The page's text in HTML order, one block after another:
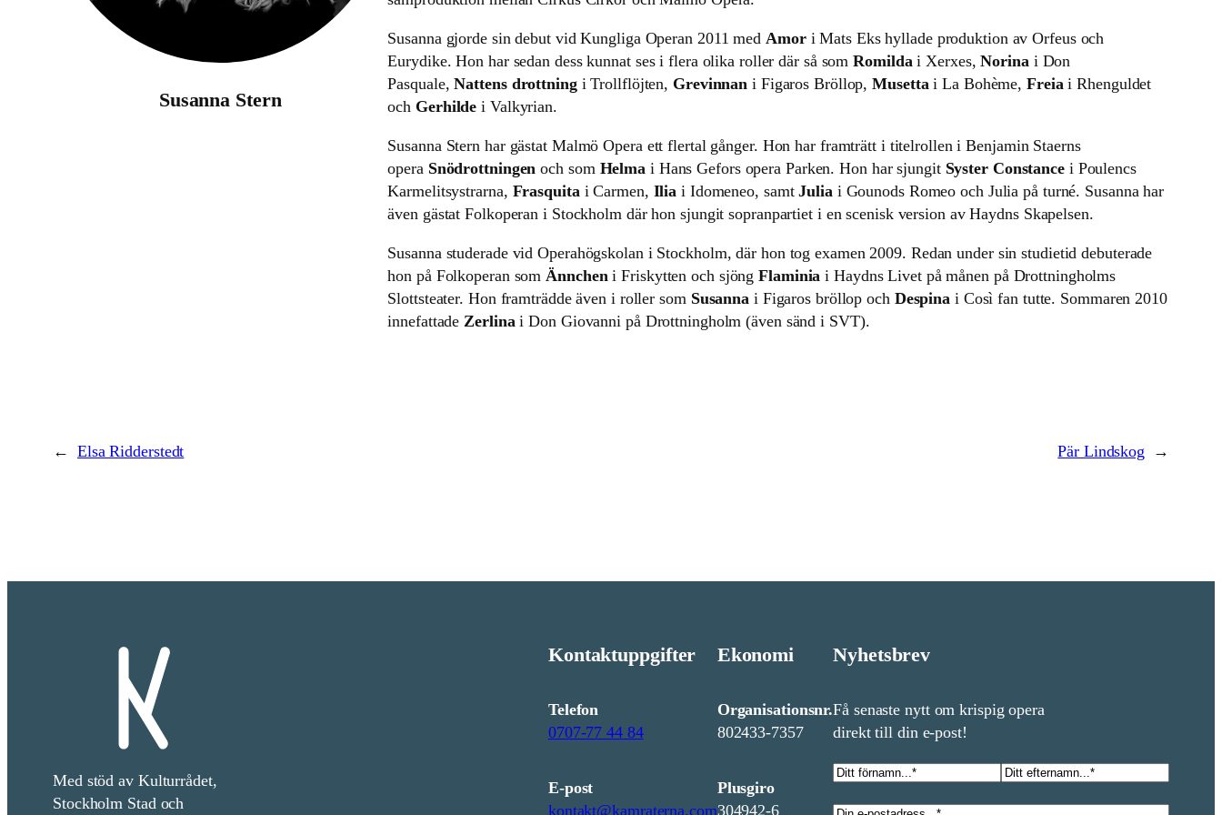
Susanna Stern
Susanna gjorde sin debut vid Kungliga Operan 2011 med Amori Mats Eks hyllade produktion av Orfeus och
Eurydike. Hon har sedan dess kunnat ses i flera olika roller där så somRomildai Xerxes,Norinai Don
Pasquale,Nattens drottningi Trollflöjten, Grevinnan i Figaros Bröllop,Musettai La Bohème,Freiai Rhenguldet
och Gerhilde i Valkyrian.
Susanna Stern har gästat Malmö Opera ett flertal gånger. Hon har framträtt i titelrollen i Benjamin Staerns
opera Snödrottningen och som Helma i Hans Gefors opera Parken. Hon har sjungit Syster Constancei Poulencs
Karmelitsystrarna, Frasquitai Carmen, Ilia i Idomeneo, samtJuliai Gounods Romeo och Julia på turné. Susanna har
även gästat Folkoperan i Stockholm där hon sjungit sopranpartiet i en scenisk version av Haydns Skapelsen.
Susanna studerade vid Operahögskolan i Stockholm, där hon tog examen 2009. Redan under sin studietid debuterade
hon på Folkoperan somÄnncheni Friskytten och sjöngFlaminia i Haydns Livet på månen på Drottningholms
Slottsteater. Hon framträdde även i roller som Susanna i Figaros bröllop och Despina i Così fan tutte. Sommaren 2010
innefattadeZerlinai Don Giovanni på Drottningholm (även sänd i SVT).
← Elsa Ridderstedt Pär Lindskog →
Med stöd av Kulturrådet,
Stockholm Stad och
Kontaktuppgifter
Telefon
0707-77 44 84
E-post
kontakt@kamraterna.com
Ekonomi
Organisationsnr.
802433-7357
Plusgiro
304942-6
Nyhetsbrev
Få senaste nytt om krispig opera
direkt till din e-post!
Namn*
E-